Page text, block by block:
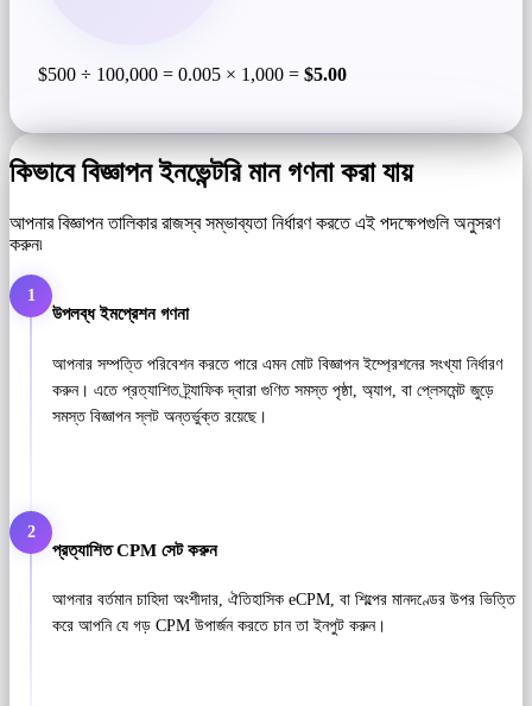
$500 ÷ 100,000 = 0.005 × 1,000 = $5.00
কিভাবে বিজ্ঞাপন ইনভেন্টরি মান গণনা করা যায়
আপনার বিজ্ঞাপন তালিকার রাজস্ব সম্ভাব্যতা নির্ধারণ করতে এই পদক্ষেপগুলি অনুসরণ
করুন৷
1
উপলব্ধ ইমপ্রেশন গণনা
আপনার সম্পত্তি পরিবেশন করতে পারে এমন মোট বিজ্ঞাপন ইম্প্রেশনের সংখ্যা নির্ধারণ
করুন। এতে প্রত্যাশিত ট্র্যাফিক দ্বারা গুণিত সমস্ত পৃষ্ঠা, অ্যাপ, বা প্লেসমেন্ট জুড়ে
সমস্ত বিজ্ঞাপন স্লট অন্তর্ভুক্ত রয়েছে।
2
প্রত্যাশিত CPM সেট করুন
আপনার বর্তমান চাহিদা অংশীদার, ঐতিহাসিক eCPM, বা শিল্পের মানদণ্ডের উপর ভিত্তি
করে আপনি যে গড় CPM উপার্জন করতে চান তা ইনপুট করুন।